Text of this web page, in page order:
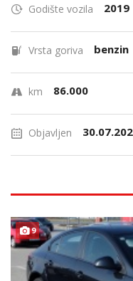
Godište vozila 2019
Vrsta goriva benzin
km 86.000
Objavljen
9